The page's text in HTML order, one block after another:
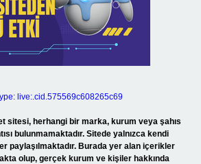
live:.cid.575569c608265c69
sitesi, herhangi bir marka, kurum veya şahıs
bulunmamaktadır. Sitede yalnızca kendi
paylaşılmaktadır. Burada yer alan içerikler
olup, gerçek kurum ve kişiler hakkında